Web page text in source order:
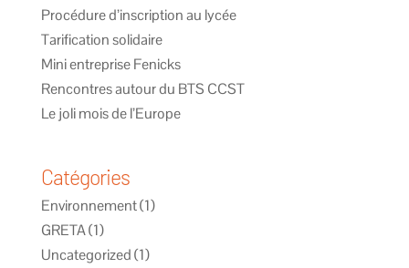
Procédure d’inscription au lycée
Tarification solidaire
Mini entreprise Fenicks
Rencontres autour du BTS CCST
Le joli mois de l’Europe
Catégories
Environnement(1)
GRETA(1)
Uncategorized(1)